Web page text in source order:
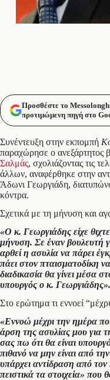
Προσθέστε το
προτιμώμενη πηγή στο
Συνέντευξη στην εκπομπή
παραχώρησε ο ανεξάρτητος
Σαλμάς, σχολιάζοντας τις
άλλων, αναφέρθηκε στην
Άδωνι Γεωργιάδη,
κόντρα.
Σχετικά με τη μήνυση και
«Ο κ. Γεωργιάδης είχε
μήνυση. Σε έναν βουλευτή
αρθεί η ασυλία να πάρει
πάει στον πταισματοδίκη
διαδικασία θα γίνει μέσα
υπουργός ο κ. Γεωργιάδης».
Στο ερώτημα τι εννοεί
«Εννοώ μέχρι την ημέρα
άρση της ασυλίας μου για
σας πω ότι θα είναι
πιθανό να μην είναι από
υπάρχει αντίδραση από
πειστικά τα στοιχεία» που